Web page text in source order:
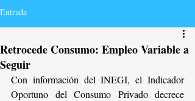
Entrada
Retrocede Consumo: Empleo Variable a
Seguir
Con información del INEGI, el Indicador
Oportuno del Consumo Privado decrece